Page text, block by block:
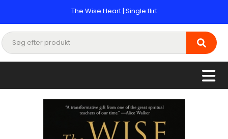
The Wise Heart | Single flirt